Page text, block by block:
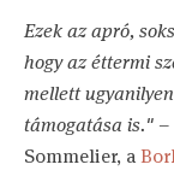
Ezek az apró,
hogy az éttermi
mellett
támogatása is."
Sommelier, a